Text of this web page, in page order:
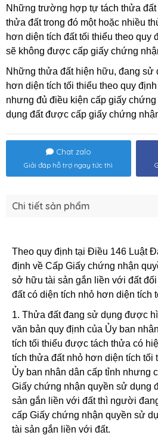
Những trường hợp tự tách thửa đất
thửa đất trong đó một hoặc nhiều
hơn diện tích đất tối thiểu theo quy
sẽ không được cấp giấy chứng
Những thửa đất hiện hữu, đang sử
hơn diện tích tối thiểu theo quy
nhưng đủ điều kiện cấp giấy
dụng đất được cấp giấy chứng
Chat zalo
Giải đáp hỗ trợ ngay tức thì
Chi tiết sản phẩm
Theo quy định tại Điều 146 Luật
định về Cấp Giấy chứng nhận
sở hữu tài sản gắn liền với đất
đất có diện tích nhỏ hơn diện tích
1. Thửa đất đang sử dụng được
văn bản quy định của Ủy ban
tích tối thiểu được tách thửa có
tích thửa đất nhỏ hơn diện tích tối
Ủy ban nhân dân cấp tỉnh nhưng
Giấy chứng nhận quyền sử dụng
sản gắn liền với đất thì người
cấp Giấy chứng nhận quyền sử
tài sản gắn liền với đất.